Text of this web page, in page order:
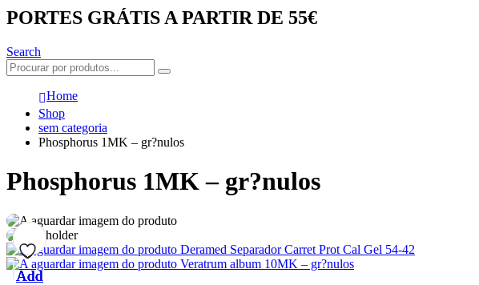
PORTES GRÁTIS A PARTIR DE 55€
Search
Home
Shop
sem categoria
Phosphorus 1MK – gr?nulos
Phosphorus 1MK – gr?nulos
Deramed Separador Carret Prot Cal Gel 54-42
Veratrum album 10MK – gr?nulos
Add
Add
Add
Add
Add